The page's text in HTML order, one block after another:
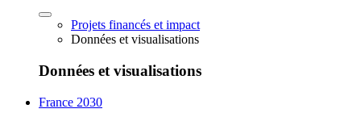
Projets financés et impact
Données et visualisations
Données et visualisations
France 2030